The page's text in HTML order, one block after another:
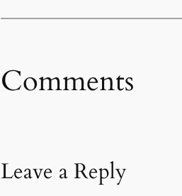
Comments
Leave a Reply